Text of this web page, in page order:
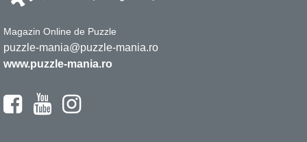
Magazin Online de Puzzle
puzzle-mania@puzzle-mania.ro
www.puzzle-mania.ro